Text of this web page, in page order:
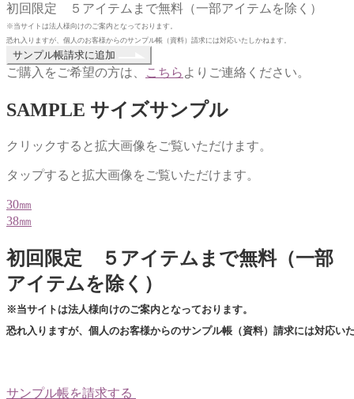
初回限定 ５アイテムまで無料（一部アイテムを除く）
※当サイトは法人様向けのご案内となっております。
恐れ入りますが、個人のお客様からのサンプル帳（資料）請求には対応いたしかねます。
ロ
ハ
個
サンプル帳請求に追加
ご購入をご希望の方は、 こちら よりご連絡ください。
SAMPLE サイズサンプル
クリックすると拡大画像をご覧いただけます。
タップすると拡大画像をご覧いただけます。
30㎜
38㎜
初回限定 ５アイテムまで無料（一部
アイテムを除く）
※当サイトは法人様向けのご案内となっております。
恐れ入りますが、個人のお客様からのサンプル帳（資料）請求には対応い
サンプル帳を請求する